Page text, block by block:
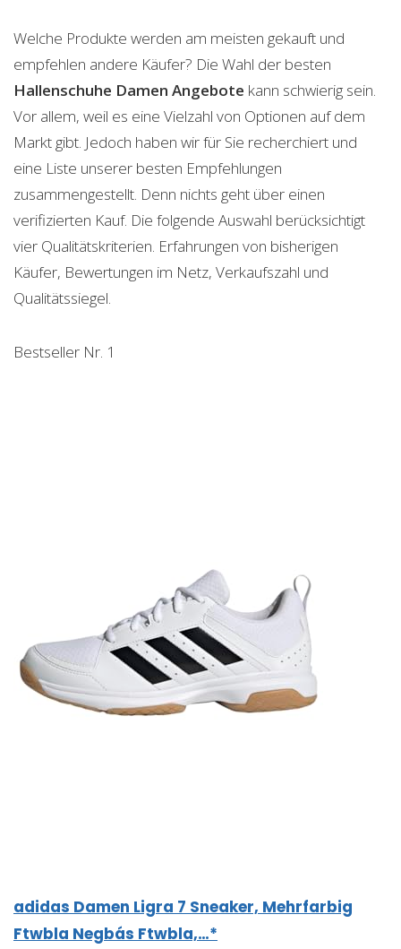
Welche Produkte werden am meisten gekauft und
empfehlen andere Käufer? Die Wahl der besten
Hallenschuhe Damen Angebote kann schwierig sein.
Vor allem, weil es eine Vielzahl von Optionen auf dem
Markt gibt. Jedoch haben wir für Sie recherchiert und
eine Liste unserer besten Empfehlungen
zusammengestellt. Denn nichts geht über einen
verifizierten Kauf. Die folgende Auswahl berücksichtigt
vier Qualitätskriterien. Erfahrungen von bisherigen
Käufer, Bewertungen im Netz, Verkaufszahl und
Qualitätssiegel.
Bestseller Nr. 1
adidas Damen Ligra 7 Sneaker, Mehrfarbig
Ftwbla Negbás Ftwbla,…*